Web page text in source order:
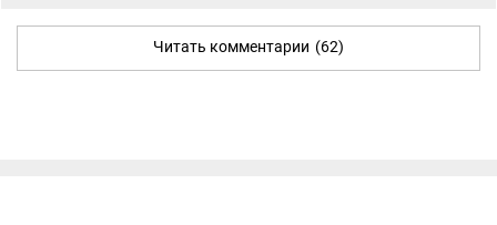
Читать комментарии (62)